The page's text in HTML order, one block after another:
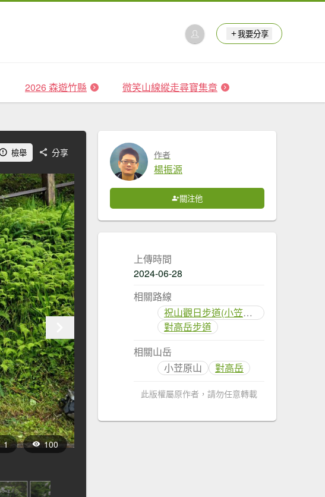
我要分享
2026 森遊竹縣 微笑山線縱走尋寶集章
檢舉 分享
1 100
作者
楊振源
關注他
上傳時間
2024-06-28
相關路線
祝山觀日步道(小笠原山)
對高岳步道
相關山岳
小苙原山
對高岳
此版權屬原作者，請勿任意轉載